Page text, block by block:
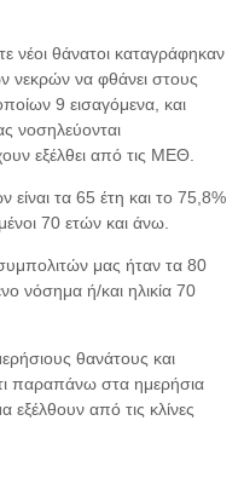
θάνατοι καταγράφηκαν
νεκρών να φθάνει στους
9 εισαγόμενα, και
νοσηλεύονται
εξέλθει από τις ΜΕΘ.
τα 65 έτη και το 75,8%
70 ετών και άνω.
μας ήταν τα 80
νόσημα ή/και ηλικία 70
θανάτους και
παραπάνω στα ημερήσια
εξέλθουν από τις κλίνες